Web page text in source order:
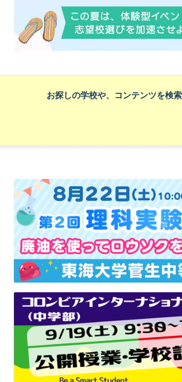
お探しの学校や、コンテンツを検索